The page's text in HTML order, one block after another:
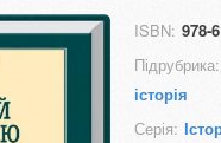
ISBN: 978-
Підрубрика:
історія
Серія: